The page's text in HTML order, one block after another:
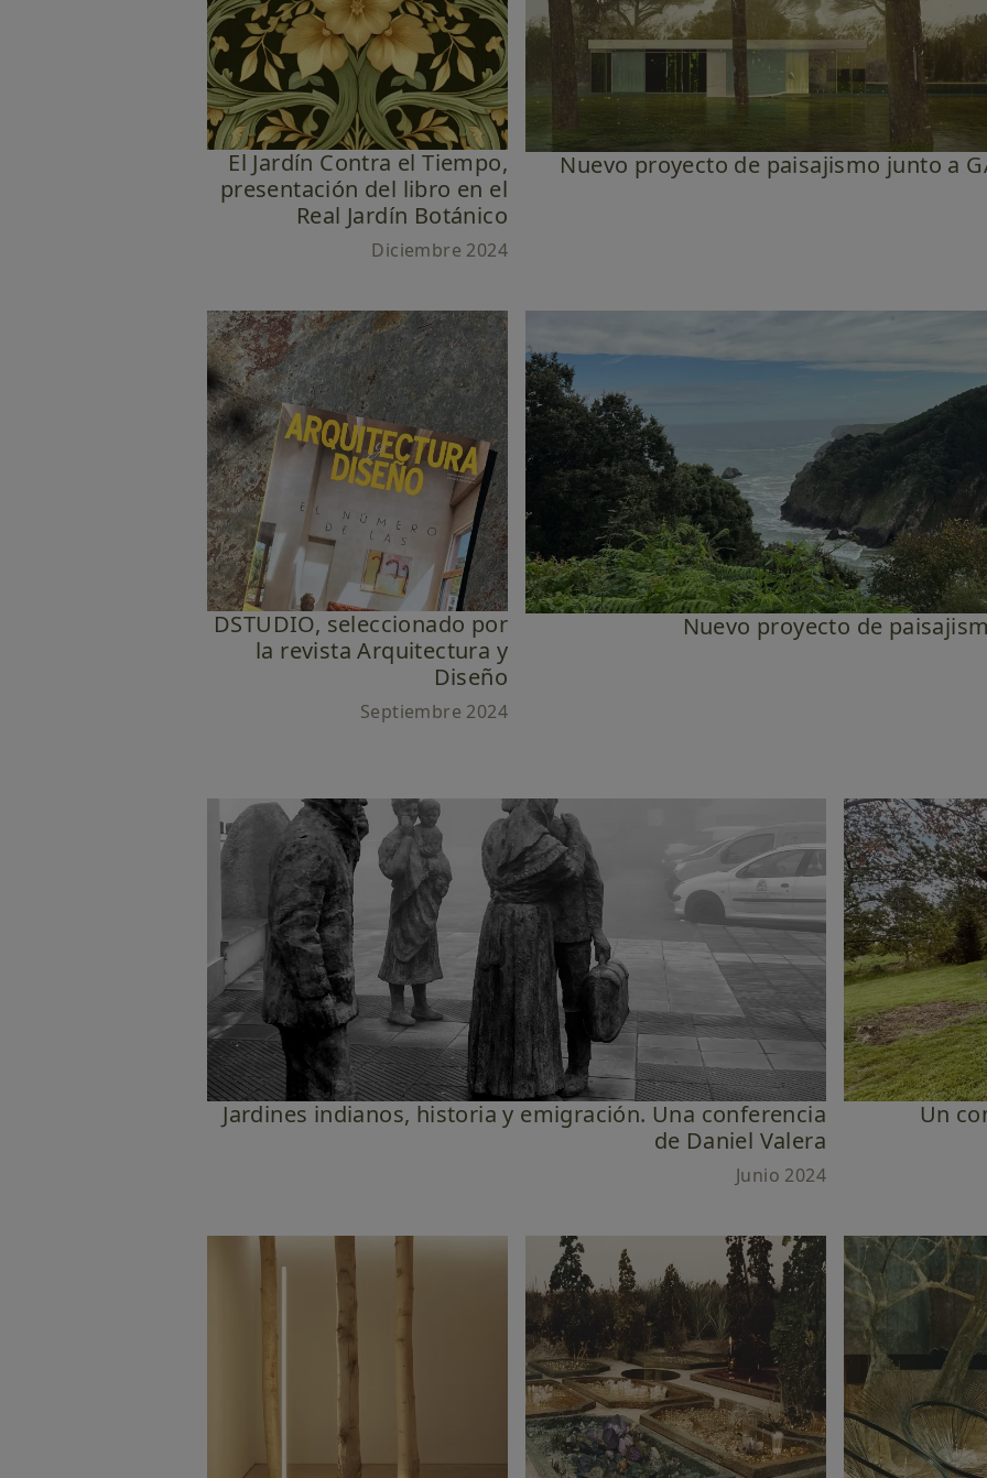
El Jardín Contra el Tiempo,
presentación del libro en el
Real Jardín Botánico
Diciembre 2024
Nuevo proyecto de paisajismo junto a
DSTUDIO, seleccionado por
la revista Arquitectura y
Diseño
Septiembre 2024
Nuevo proyecto de
Jardines indianos, historia y emigración. Una conferencia
de Daniel Valera
Junio 2024
Un